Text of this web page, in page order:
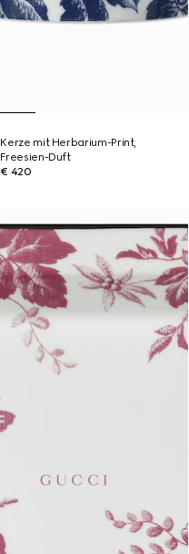
Kerze mit Herbarium-Print,
Freesien-Duft
€ 420